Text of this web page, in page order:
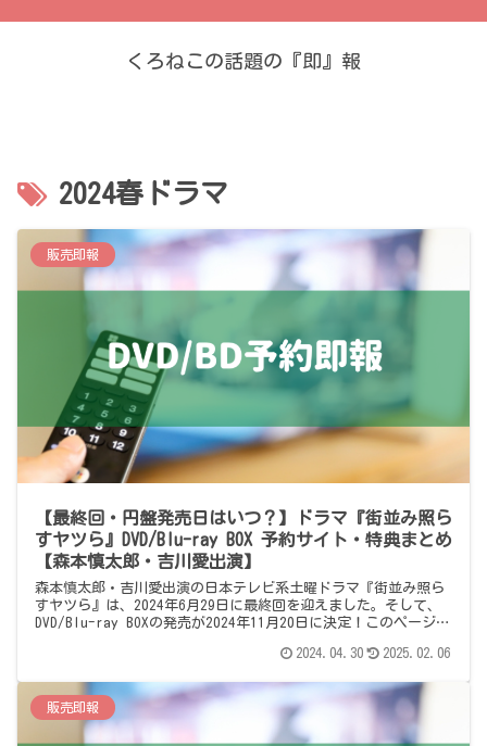
くろねこの話題の『即』報
2024春ドラマ
販売即報
【最終回・円盤発売日はいつ？】ドラマ『街並み照ら
すヤツら』DVD/Blu-ray BOX 予約サイト・特典まとめ
【森本慎太郎・吉川愛出演】
森本慎太郎・吉川愛出演の日本テレビ系土曜ドラマ『街並み照ら
すヤツら』は、2024年6月29日に最終回を迎えました。そして、
DVD/Blu-ray BOXの発売が2024年11月20日に決定！このページで
2024.04.30
2025.02.06
販売即報